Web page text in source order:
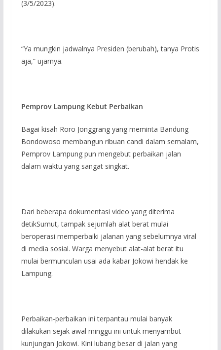
(3/5/2023).
“Ya mungkin jadwalnya Presiden (berubah), tanya Protis
aja,” ujarnya.
Pemprov Lampung Kebut Perbaikan
Bagai kisah Roro Jonggrang yang meminta Bandung
Bondowoso membangun ribuan candi dalam semalam,
Pemprov Lampung pun mengebut perbaikan jalan
dalam waktu yang sangat singkat.
Dari beberapa dokumentasi video yang diterima
detikSumut, tampak sejumlah alat berat mulai
beroperasi memperbaiki jalanan yang sebelumnya viral
di media sosial. Warga menyebut alat-alat berat itu
mulai bermunculan usai ada kabar Jokowi hendak ke
Lampung.
Perbaikan-perbaikan ini terpantau mulai banyak
dilakukan sejak awal minggu ini untuk menyambut
kunjungan Jokowi. Kini lubang besar di jalan yang